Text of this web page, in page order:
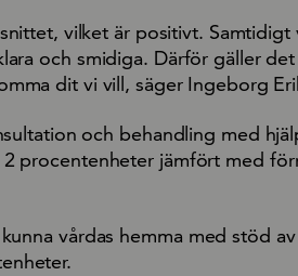
vilket är positivt. Samtidigt
och smidiga. Därför gäller
dit vi vill, säger Ingeborg
och behandling med
procentenheter jämfört med
vårdas hemma med stöd